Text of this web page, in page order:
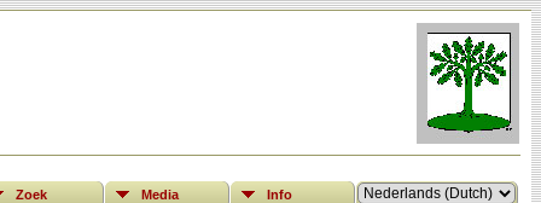
Zoek Media Info